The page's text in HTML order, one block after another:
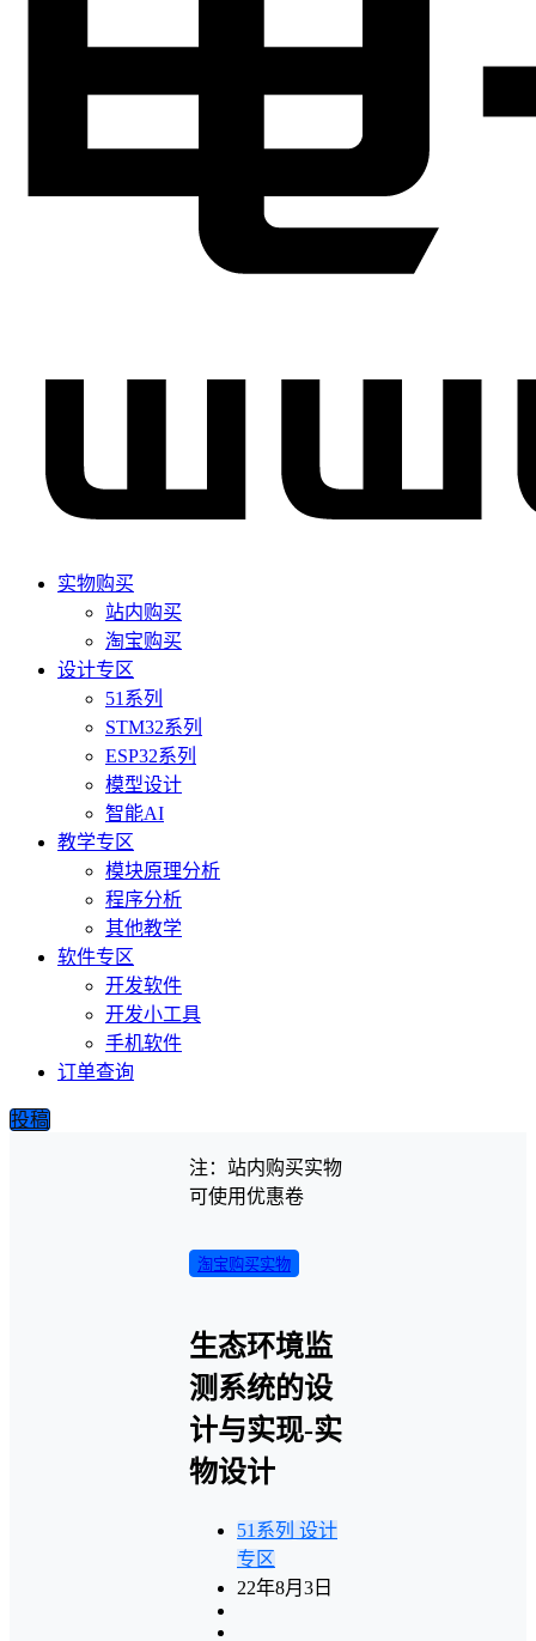
实物购买
站内购买
淘宝购买
设计专区
51系列
STM32系列
ESP32系列
模型设计
智能AI
教学专区
模块原理分析
程序分析
其他教学
软件专区
开发软件
开发小工具
手机软件
订单查询
投稿
注：站内购买实物
可使用优惠卷
淘宝购买实物
生态环境监
测系统的设
计与实现-实
物设计
51系列 设计
专区
22年8月3日